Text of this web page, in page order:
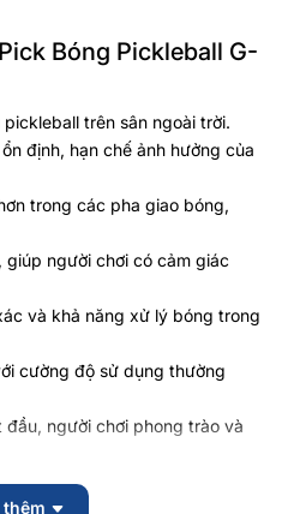
Bóng Pickleball G-
trên sân ngoài trời.
định, hạn chế ảnh hưởng của
trong các pha giao bóng,
giúp người chơi có cảm giác
và khả năng xử lý bóng trong
cường độ sử dụng thường
đầu, người chơi phong trào và
buổi tập cá nhân, luyện tập
trào.
thêm